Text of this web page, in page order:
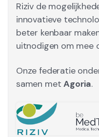
Riziv de
innovatieve
beter kenbaar
uitnodigen om mee
Onze federatie
samen metAgoria.